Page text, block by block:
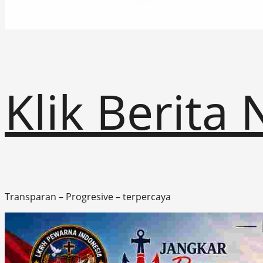
Klik Berita
Transparan – Progresive – terpercaya